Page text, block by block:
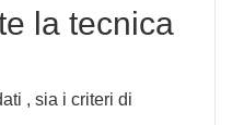
la tecnica
, sia i criteri di